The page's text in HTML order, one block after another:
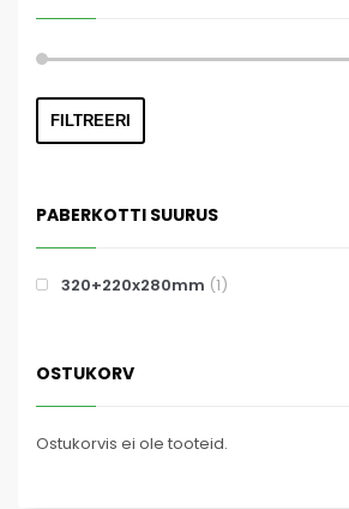
FILTREERI
PABERKOTTI SUURUS
320+220x280mm (1)
OSTUKORV
Ostukorvis ei ole tooteid.